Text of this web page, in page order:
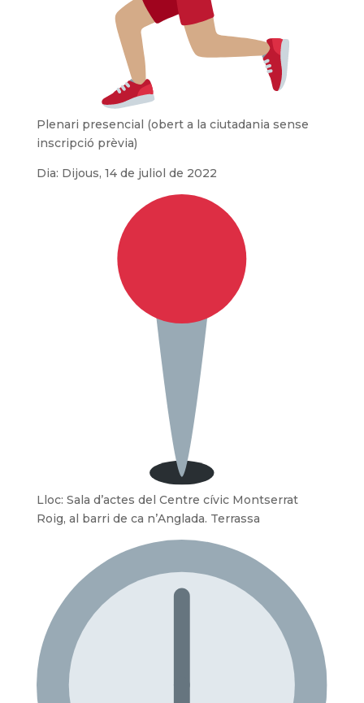
Plenari presencial (obert a la ciutadania sense
inscripció prèvia)
Dia: Dijous, 14 de juliol de 2022
Lloc: Sala d’actes del Centre cívic Montserrat
Roig, al barri de ca n’Anglada. Terrassa